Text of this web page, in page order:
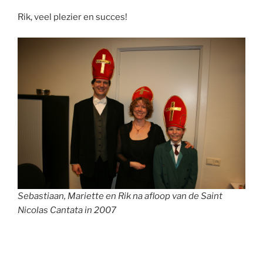
Rik, veel plezier en succes!
Sebastiaan, Mariette en Rik na afloop van de Saint
Nicolas Cantata in 2007